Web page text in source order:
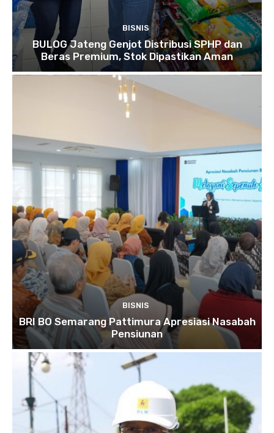
BISNIS
BULOG Jateng Genjot Distribusi SPHP dan
Beras Premium, Stok Dipastikan Aman
BISNIS
BRI BO Semarang Pattimura Apresiasi Nasabah
Pensiunan